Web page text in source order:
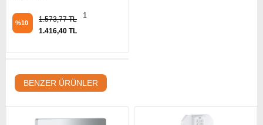
%10
1.573,77 TL
1.416,40 TL
1
BENZER ÜRÜNLER